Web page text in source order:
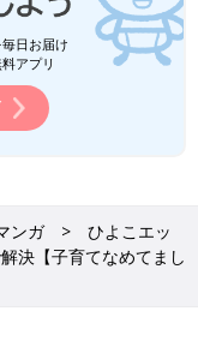
日お届け
アプリ
ンガ
ひよこエッ
決【子育てなめてまし